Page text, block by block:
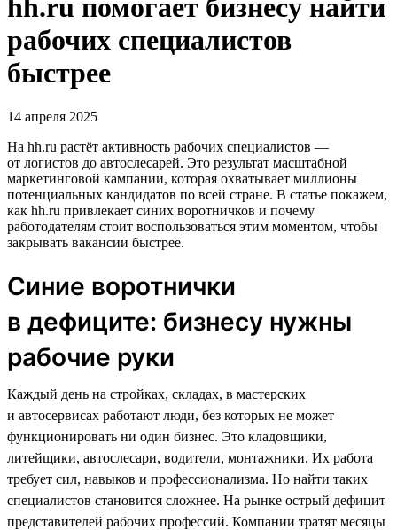
hh.ru помогает бизнесу найти
рабочих специалистов
быстрее
14 апреля 2025
На hh.ru растёт активность рабочих специалистов —
от логистов до автослесарей. Это результат масштабной
маркетинговой кампании, которая охватывает миллионы
потенциальных кандидатов по всей стране. В статье покажем,
как hh.ru привлекает синих воротничков и почему
работодателям стоит воспользоваться этим моментом, чтобы
закрывать вакансии быстрее.
Синие воротнички
в дефиците: бизнесу нужны
рабочие руки
Каждый день на стройках, складах, в мастерских
и автосервисах работают люди, без которых не может
функционировать ни один бизнес. Это кладовщики,
литейщики, автослесари, водители, монтажники. Их работа
требует сил, навыков и профессионализма. Но найти таких
специалистов становится сложнее. На рынке острый дефицит
представителей рабочих профессий. Компании тратят месяцы